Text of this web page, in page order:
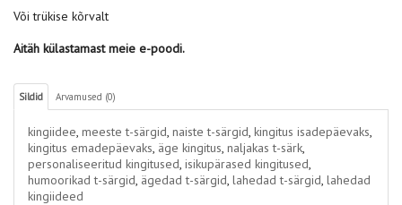
Või trükise kõrvalt
Aitäh külastamast meie e-poodi.
Sildid Arvamused (0)
kingiidee, meeste t-särgid, naiste t-särgid, kingitus isadepäevaks,
kingitus emadepäevaks, äge kingitus, naljakas t-särk,
personaliseeritud kingitused, isikupärased kingitused,
humoorikad t-särgid, ägedad t-särgid, lahedad t-särgid, lahedad
kingiideed